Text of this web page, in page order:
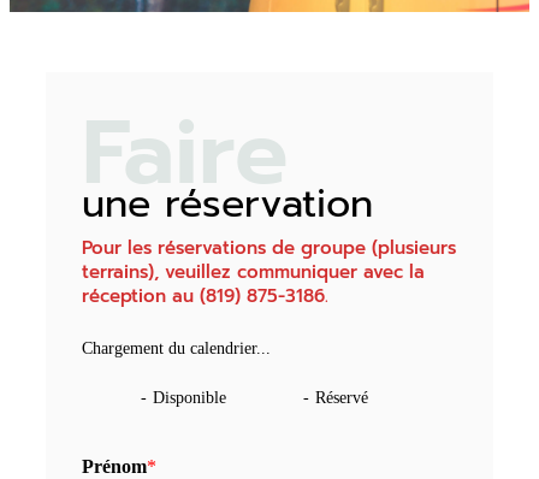
Faire
une réservation
Pour les réservations de groupe (plusieurs
terrains), veuillez communiquer avec la
réception au (819) 875-3186.
Chargement du calendrier...
- Disponible - Réservé
Prénom*